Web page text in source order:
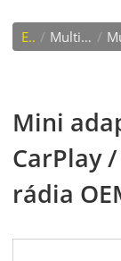
E-shop / Multimédia, kamery /
Mini
CarPlay
rádia